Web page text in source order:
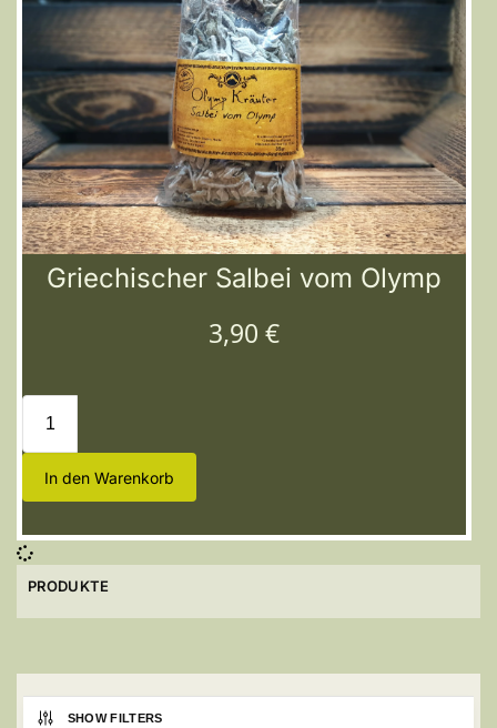
Griechischer Salbei vom Olymp
3,90 €
In den Warenkorb
PRODUKTE
SHOW FILTERS